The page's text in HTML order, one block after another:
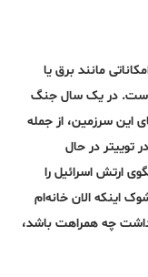
که دولت اسرائیل از ۹ اکتبر امکاناتی مانند برق یا
است. در یک سال جنگ
این سرزمین، از جمله
توییتر در حال
ارتش اسرائیل را
اینکه الان خانه‌ام
داشت چه همراهت باشد،